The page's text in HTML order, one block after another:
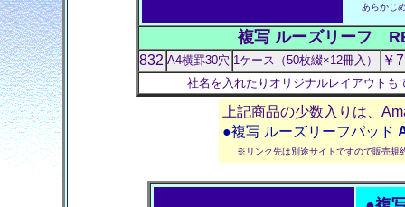
あらかじ
複写 ルーズリーフ
832 A4横罫30穴 1ケース（50枚綴×12冊入） ￥
社名を入れたりオリジナルレイアウトも
上記商品の少数入りは、
●複写 ルーズリーフパッド
※リンク先は別途サイトですので販売規